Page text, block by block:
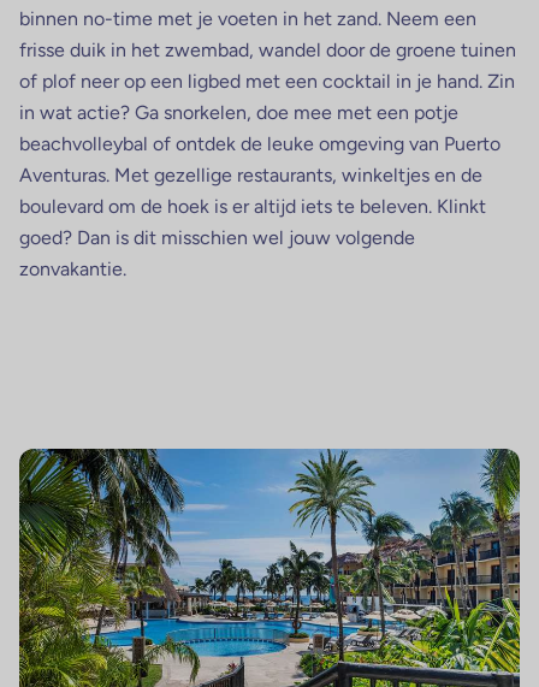
binnen no-time met je voeten in het zand. Neem een
frisse duik in het zwembad, wandel door de groene tuinen
of plof neer op een ligbed met een cocktail in je hand. Zin
in wat actie? Ga snorkelen, doe mee met een potje
beachvolleybal of ontdek de leuke omgeving van Puerto
Aventuras. Met gezellige restaurants, winkeltjes en de
boulevard om de hoek is er altijd iets te beleven. Klinkt
goed? Dan is dit misschien wel jouw volgende
zonvakantie.